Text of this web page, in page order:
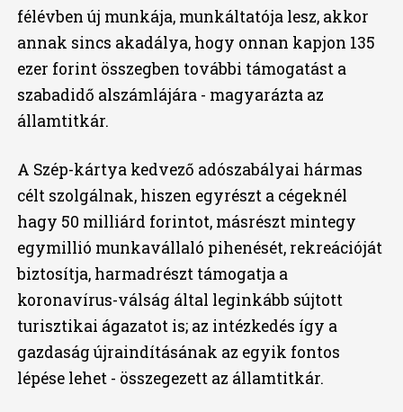
félévben új munkája, munkáltatója lesz, akkor
annak sincs akadálya, hogy onnan kapjon 135
ezer forint összegben további támogatást a
szabadidő alszámlájára - magyarázta az
államtitkár.
A Szép-kártya kedvező adószabályai hármas
célt szolgálnak, hiszen egyrészt a cégeknél
hagy 50 milliárd forintot, másrészt mintegy
egymillió munkavállaló pihenését, rekreációját
biztosítja, harmadrészt támogatja a
koronavírus-válság által leginkább sújtott
turisztikai ágazatot is; az intézkedés így a
gazdaság újraindításának az egyik fontos
lépése lehet - összegezett az államtitkár.